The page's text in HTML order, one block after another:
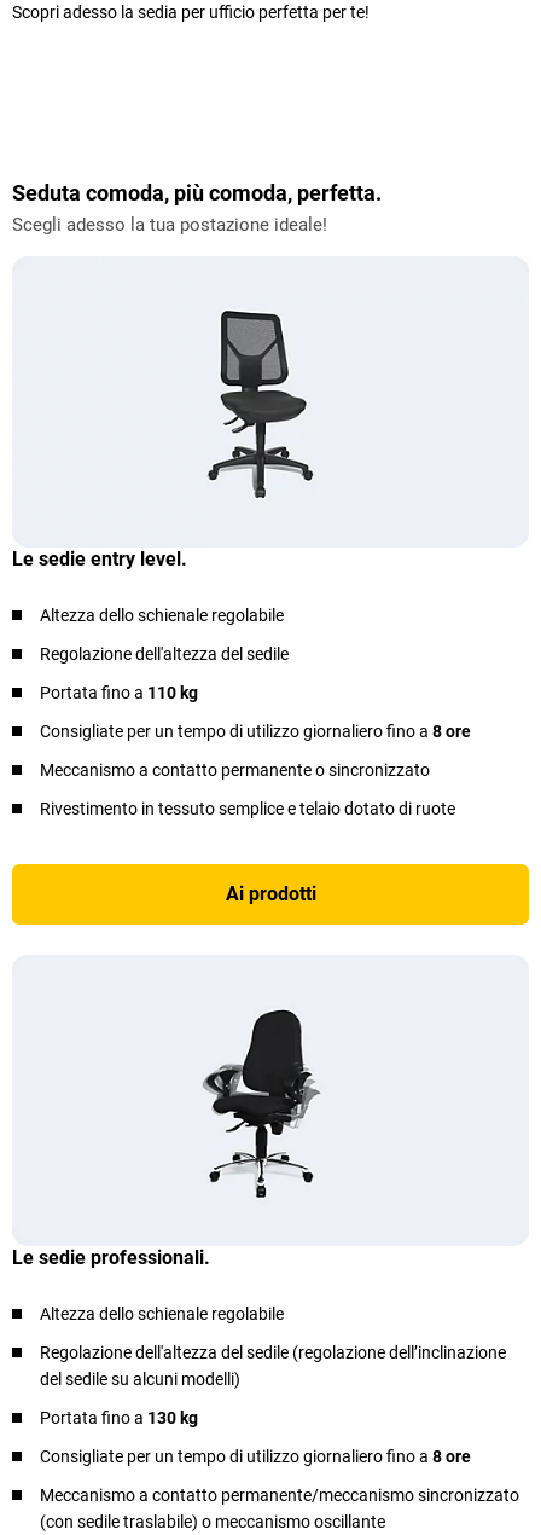
Scopri adesso la sedia per ufficio perfetta per te!
Seduta comoda, più comoda, perfetta.
Scegli adesso la tua postazione ideale!
Le sedie entry level.
Altezza dello schienale regolabile
Regolazione dell'altezza del sedile
Portata fino a 110 kg
Consigliate per un tempo di utilizzo giornaliero fino a 8 ore
Meccanismo a contatto permanente o sincronizzato
Rivestimento in tessuto semplice e telaio dotato di ruote
Ai prodotti
Le sedie professionali.
Altezza dello schienale regolabile
Regolazione dell'altezza del sedile (regolazione dell’inclinazione
del sedile su alcuni modelli)
Portata fino a 130 kg
Consigliate per un tempo di utilizzo giornaliero fino a 8 ore
Meccanismo a contatto permanente/meccanismo sincronizzato
(con sedile traslabile) o meccanismo oscillante